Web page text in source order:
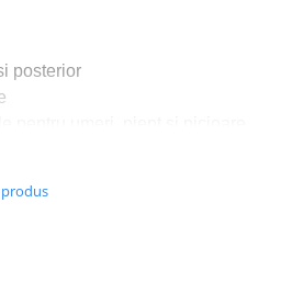
posterior
cu eliberare rapidă
a taliei